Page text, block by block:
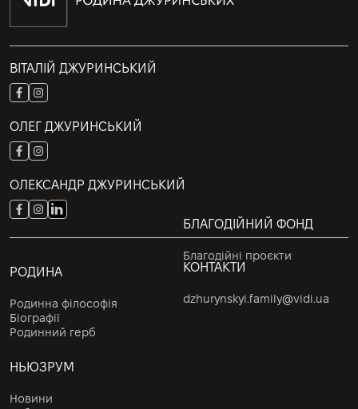
ВІТАЛІЙ ДЖУРИНСЬКИЙ
ОЛЕГ ДЖУРИНСЬКИЙ
ОЛЕКСАНДР ДЖУРИНСЬКИЙ
РОДИНА
Родинна філософія
Біографії
Родинний герб
БЛАГОДІЙНИЙ ФОНД
Благодійні проєкти
НЬЮЗРУМ
Новини
КОНТАКТИ
dzhurynskyi.family@vidi.ua